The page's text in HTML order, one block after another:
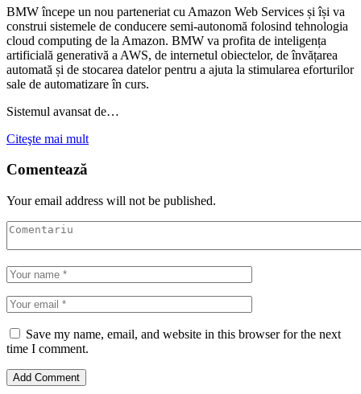
BMW începe un nou parteneriat cu Amazon Web Services și își va
construi sistemele de conducere semi-autonomă folosind tehnologia
cloud computing de la Amazon. BMW va profita de inteligența
artificială generativă a AWS, de internetul obiectelor, de învățarea
automată și de stocarea datelor pentru a ajuta la stimularea eforturilor
sale de automatizare în curs.
Sistemul avansat de…
Citeşte mai mult
Comentează
Your email address will not be published.
Save my name, email, and website in this browser for the next
time I comment.